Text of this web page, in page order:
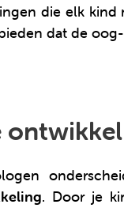
die elk kind
dat de
. Door je